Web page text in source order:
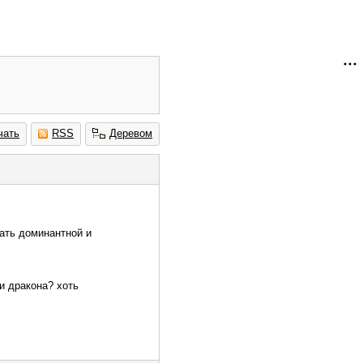
RSS Деревом
доминантной и
дракона? хоть